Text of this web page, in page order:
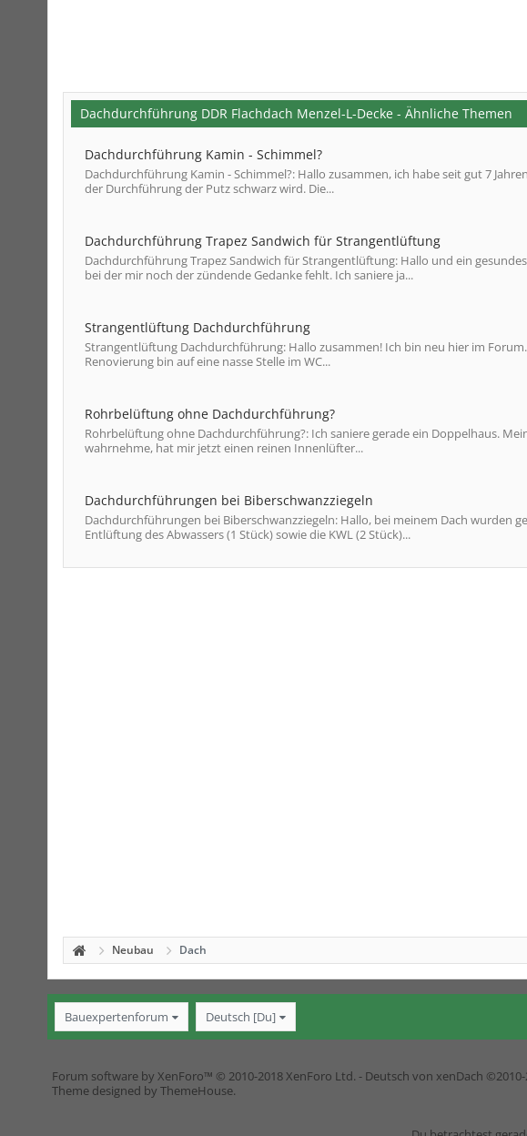
Dachdurchführung DDR Flachdach Menzel-L-Decke - Ähnliche Themen
Dachdurchführung Kamin - Schimmel?
Dachdurchführung Kamin - Schimmel?: Hallo zusammen, ich habe seit gut 7
der Durchführung der Putz schwarz wird. Die...
Dachdurchführung Trapez Sandwich für Strangentlüftung
Dachdurchführung Trapez Sandwich für Strangentlüftung: Hallo und ein
bei der mir noch der zündende Gedanke fehlt. Ich saniere ja...
Strangentlüftung Dachdurchführung
Strangentlüftung Dachdurchführung: Hallo zusammen! Ich bin neu hier im
Renovierung bin auf eine nasse Stelle im WC...
Rohrbelüftung ohne Dachdurchführung?
Rohrbelüftung ohne Dachdurchführung?: Ich saniere gerade ein Doppelhaus.
wahrnehme, hat mir jetzt einen reinen Innenlüfter...
Dachdurchführungen bei Biberschwanzziegeln
Dachdurchführungen bei Biberschwanzziegeln: Hallo, bei meinem Dach wurden
Entlüftung des Abwassers (1 Stück) sowie die KWL (2 Stück)...
Neubau Dach
Bauexpertenforum Deutsch [Du]
Forum software by XenForo™ © 2010-2018 XenForo Ltd. - Deutsch von xenDach
Theme designed by ThemeHouse.